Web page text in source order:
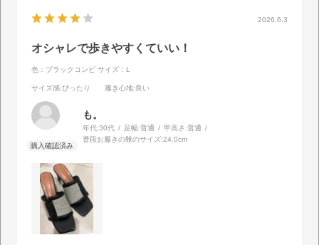
2026.6.3
オシャレで歩きやすくていい！
色：ブラックコンビ サイズ：L
サイズ感:ぴったり 履き心地:良い
も。
年代:30代 足幅:普通 甲高さ:普通
普段お履きの靴のサイズ:24.0cm